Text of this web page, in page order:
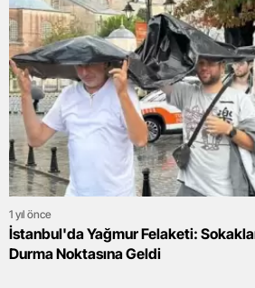
1 yıl önce
İstanbul'da Yağmur Felaketi:
Durma Noktasına Geldi